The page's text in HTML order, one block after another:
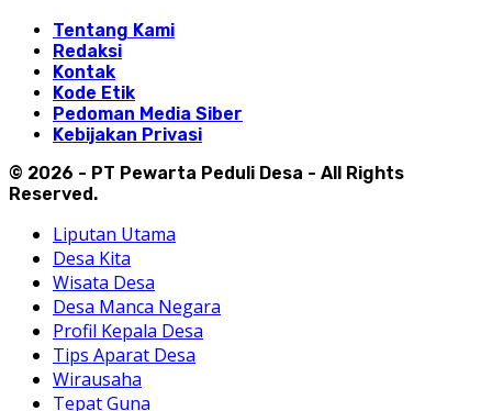
Tentang Kami
Redaksi
Kontak
Kode Etik
Pedoman Media Siber
Kebijakan Privasi
© 2026 - PT Pewarta Peduli Desa - All Rights
Reserved.
Liputan Utama
Desa Kita
Wisata Desa
Desa Manca Negara
Profil Kepala Desa
Tips Aparat Desa
Wirausaha
Tepat Guna